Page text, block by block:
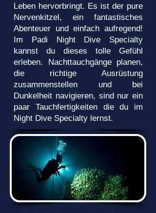
Leben hervorbringt. Es ist der pure
Nervenkitzel, ein fantastisches
Abenteuer und einfach aufregend!
Im Padi Night Dive Specialty
kannst du dieses tolle Gefühl
erleben. Nachttauchgänge planen,
die richtige Ausrüstung
zusammenstellen und bei
Dunkelheit navigieren, sind nur ein
paar Tauchfertigkeiten die du im
Night Dive Specialty lernst.